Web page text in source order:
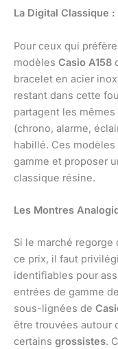
La Digital Classique :
Pour ceux qui
modèles Casio A158
bracelet en acier
restant dans cette
partagent les
(chrono, alarme,
habillé. Ces
gamme et proposer
classique résine.
Les Montres
Si le marché
ce prix, il faut
identifiables pour
entrées de gamme
sous-lignées de
être trouvées autour
certains grossistes.